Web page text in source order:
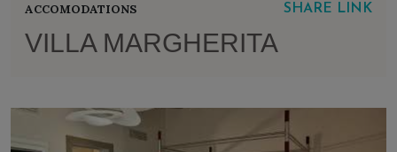
ACCOMODATIONS SHARE LINK
VILLA MARGHERITA